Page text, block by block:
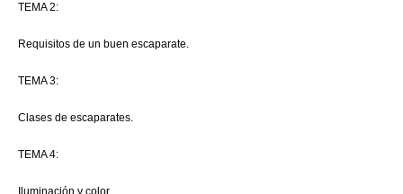
TEMA 2:
Requisitos de un buen escaparate.
TEMA 3:
Clases de escaparates.
TEMA 4:
Iluminación y color.